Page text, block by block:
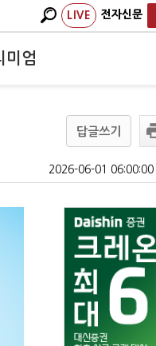
LIVE 전자신문
미엄
답글쓰기
2026-06-01 06:00:00